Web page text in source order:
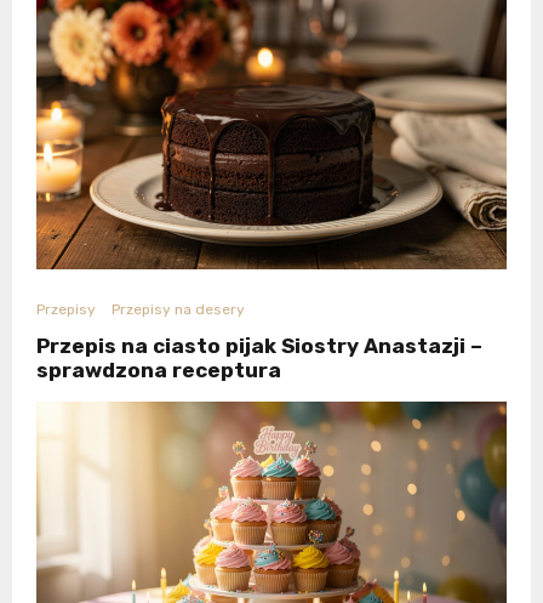
Przepisy Przepisy na desery
Przepis na ciasto pijak Siostry Anastazji –
sprawdzona receptura